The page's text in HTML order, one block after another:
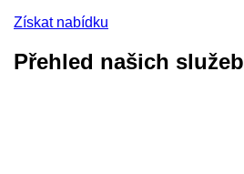
Získat nabídku
Přehled našich služeb